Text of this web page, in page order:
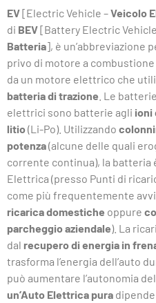
EV[Electric Vehicle –Veicolo
di BEV[Battery Electric
Batteria], è un’abbreviazione
privo di motore a
da un motore elettrico che
batteria di trazione . Le
elettrici sono batterie agli ioni
litio(Li-Po). Utilizzando
potenza(alcune delle quali
corrente continua), la batteria
Elettrica (presso Punti di
come più frequentemente
ricarica domestiche oppure
parcheggio aziendale). La
dal recupero di energia in
trasforma l’energia dell’auto
può aumentare l’autonomia
un’Auto Elettrica pura